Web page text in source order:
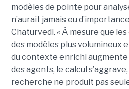
modèles de pointe pour
n’aurait jamais eu
Chaturvedi. « À mesure que
des modèles plus volumineux
du contexte enrichi augmente
des agents, le calcul
recherche ne produit pas